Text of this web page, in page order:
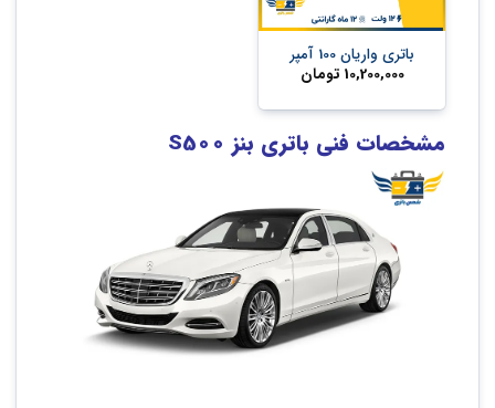
باتری واریان 100 آمپر
10,200,000 تومان
مشخصات فنی باتری بنز S500